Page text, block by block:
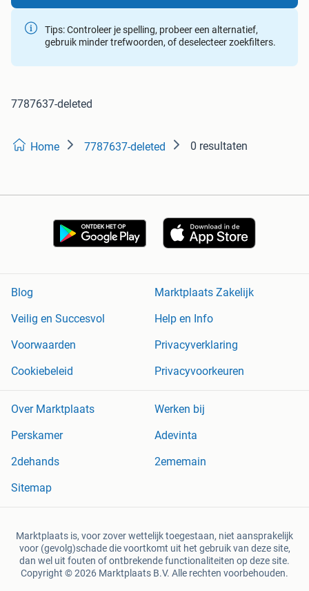
Tips: Controleer je spelling, probeer een alternatief,
gebruik minder trefwoorden, of deselecteer zoekfilters.
7787637-deleted
Home 7787637-deleted 0 resultaten
Blog
Marktplaats Zakelijk
Veilig en Succesvol
Help en Info
Voorwaarden
Privacyverklaring
Cookiebeleid
Privacyvoorkeuren
Over Marktplaats
Werken bij
Perskamer
Adevinta
2dehands
2ememain
Sitemap
Marktplaats is, voor zover wettelijk toegestaan, niet aansprakelijk
voor (gevolg)schade die voortkomt uit het gebruik van deze site,
dan wel uit fouten of ontbrekende functionaliteiten op deze site.
Copyright © 2026 Marktplaats B.V. Alle rechten voorbehouden.